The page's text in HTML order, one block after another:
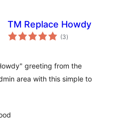
TM Replace Howdy
(3totale
vurderinger
)
greeting from the
area with this simple to